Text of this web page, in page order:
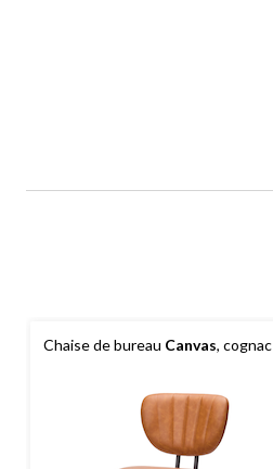
Chaise de bureau Canvas, cognac